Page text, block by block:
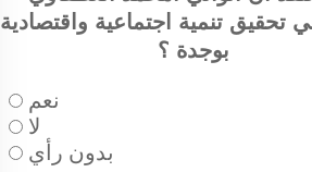
تحقيق تنمية اجتماعية واقتصادية
بوجدة ؟
نعم
لا
بدون رأي